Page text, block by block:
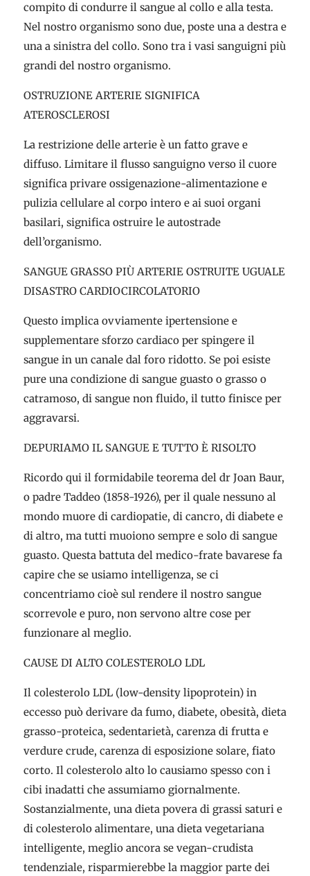
compito di condurre il sangue al collo e alla testa.
Nel nostro organismo sono due, poste una a destra e
una a sinistra del collo. Sono tra i vasi sanguigni più
grandi del nostro organismo.
OSTRUZIONE ARTERIE SIGNIFICA
ATEROSCLEROSI
La restrizione delle arterie è un fatto grave e
diffuso. Limitare il flusso sanguigno verso il cuore
significa privare ossigenazione-alimentazione e
pulizia cellulare al corpo intero e ai suoi organi
basilari, significa ostruire le autostrade
dell’organismo.
SANGUE GRASSO PIÙ ARTERIE OSTRUITE UGUALE
DISASTRO CARDIOCIRCOLATORIO
Questo implica ovviamente ipertensione e
supplementare sforzo cardiaco per spingere il
sangue in un canale dal foro ridotto. Se poi esiste
pure una condizione di sangue guasto o grasso o
catramoso, di sangue non fluido, il tutto finisce per
aggravarsi.
DEPURIAMO IL SANGUE E TUTTO È RISOLTO
Ricordo qui il formidabile teorema del dr Joan Baur,
o padre Taddeo (1858-1926), per il quale nessuno al
mondo muore di cardiopatie, di cancro, di diabete e
di altro, ma tutti muoiono sempre e solo di sangue
guasto. Questa battuta del medico-frate bavarese fa
capire che se usiamo intelligenza, se ci
concentriamo cioè sul rendere il nostro sangue
scorrevole e puro, non servono altre cose per
funzionare al meglio.
CAUSE DI ALTO COLESTEROLO LDL
Il colesterolo LDL (low-density lipoprotein) in
eccesso può derivare da fumo, diabete, obesità, dieta
grasso-proteica, sedentarietà, carenza di frutta e
verdure crude, carenza di esposizione solare, fiato
corto. Il colesterolo alto lo causiamo spesso con i
cibi inadatti che assumiamo giornalmente.
Sostanzialmente, una dieta povera di grassi saturi e
di colesterolo alimentare, una dieta vegetariana
intelligente, meglio ancora se vegan-crudista
tendenziale, risparmierebbe la maggior parte dei